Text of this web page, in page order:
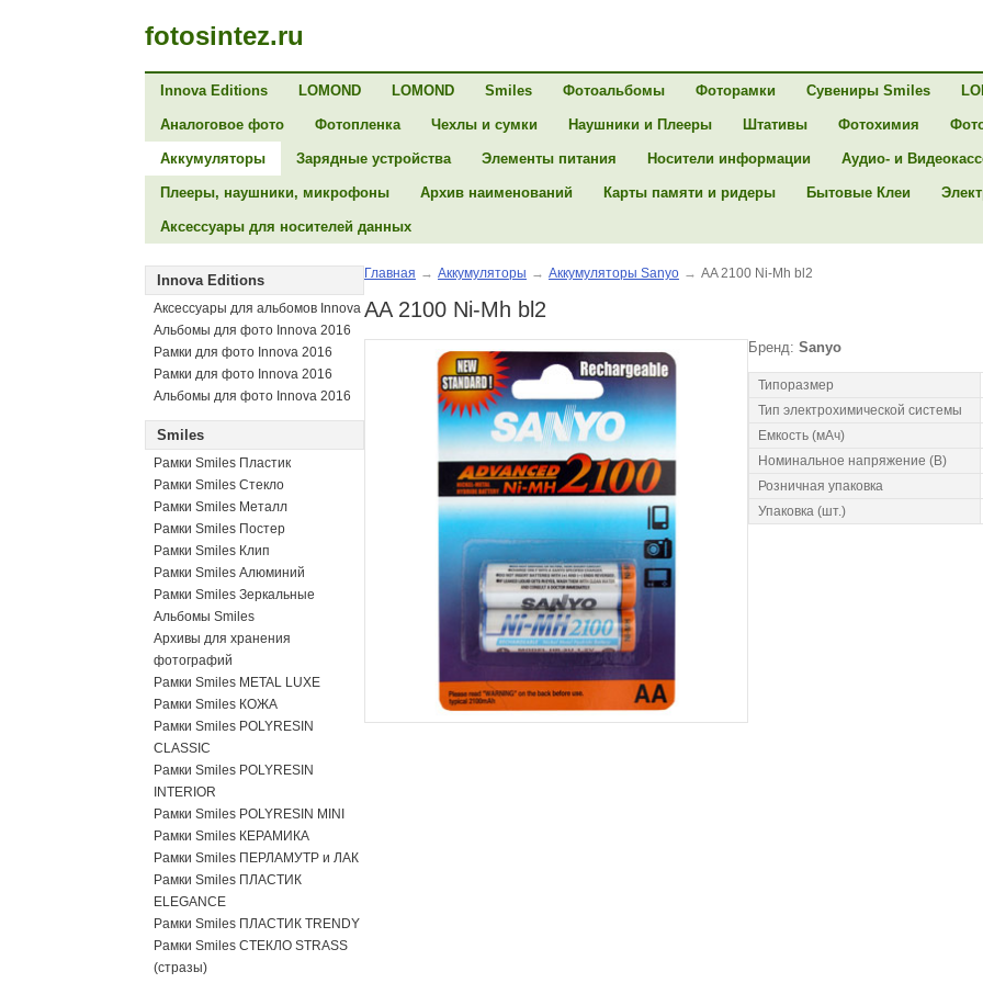
fotosintez.ru
Innova Editions LOMOND LOMOND Smiles Фотоальбомы Фоторамки Сувениры Smiles
Аналоговое фото Фотопленка Чехлы и сумки Наушники и Плееры Штативы Фотохимия
Аккумуляторы Зарядные устройства Элементы питания Носители информации Аудио- и
Плееры, наушники, микрофоны Архив наименований Карты памяти и ридеры Бытовые Клеи
Аксессуары для носителей данных
Innova Editions
Аксессуары для альбомов Innova
Альбомы для фото Innova 2016
Рамки для фото Innova 2016
Рамки для фото Innova 2016
Альбомы для фото Innova 2016
Smiles
Рамки Smiles Пластик
Рамки Smiles Стекло
Рамки Smiles Металл
Рамки Smiles Постер
Рамки Smiles Клип
Рамки Smiles Алюминий
Рамки Smiles Зеркальные
Альбомы Smiles
Архивы для хранения
фотографий
Рамки Smiles METAL LUXE
Рамки Smiles КОЖА
Рамки Smiles POLYRESIN
CLASSIC
Рамки Smiles POLYRESIN
INTERIOR
Рамки Smiles POLYRESIN MINI
Рамки Smiles КЕРАМИКА
Рамки Smiles ПЕРЛАМУТР и ЛАК
Рамки Smiles ПЛАСТИК
ELEGANCE
Рамки Smiles ПЛАСТИК TRENDY
Рамки Smiles СТЕКЛО STRASS
(стразы)
Главная → Аккумуляторы → Аккумуляторы Sanyo → AA 2100 Ni-Mh bl2
AA 2100 Ni-Mh bl2
Бренд: Sanyo
Типоразмер
Тип электрохимической системы
Емкость (мАч)
Номинальное напряжение (В)
Розничная упаковка
Упаковка (шт.)